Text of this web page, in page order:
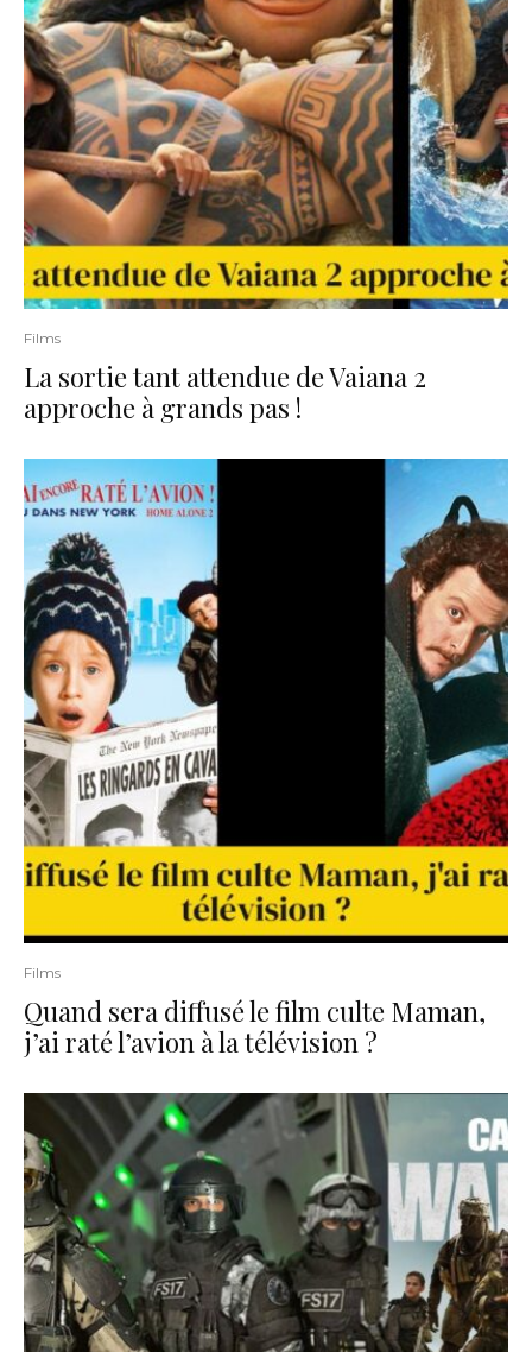
Films
La sortie tant attendue de Vaiana 2
approche à grands pas !
Films
Quand sera diffusé le film culte Maman,
j’ai raté l’avion à la télévision ?